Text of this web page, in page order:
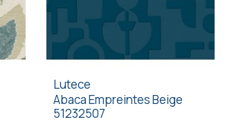
Lutece
Abaca Empreintes Beige
51232507